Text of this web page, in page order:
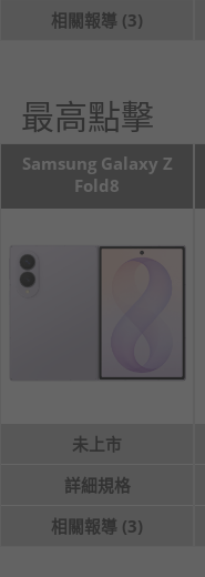
相關報導 (3)
最高點擊
Samsung Galaxy Z
Fold8
未上市
詳細規格
相關報導 (3)